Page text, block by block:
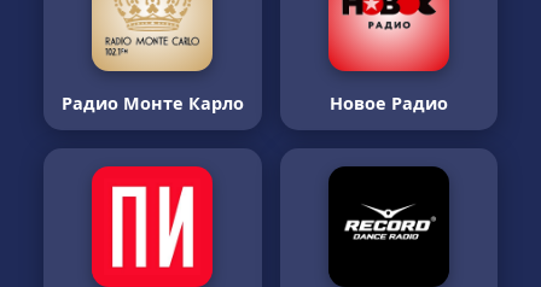
Радио Монте Карло Новое Радио